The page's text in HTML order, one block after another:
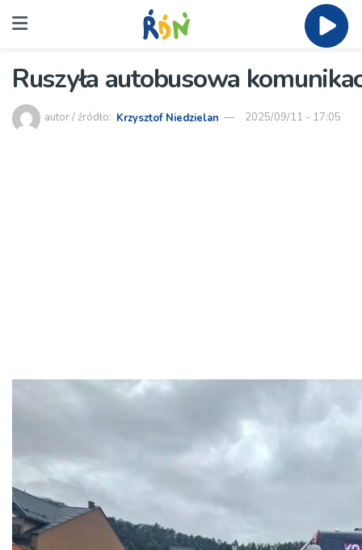
Ruszyła autobusowa
autor / źródło: Krzysztof Niedzielan 2025/09/11 - 17:05